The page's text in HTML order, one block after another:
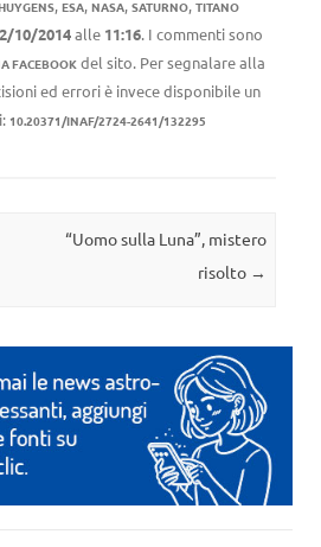
, ESA, NASA, SATURNO, TITANO
10/2014alle 11:16. I commenti sono
FACEBOOK del sito. Per segnalare alla
ed errori è invece disponibile un
10.20371/INAF/2724-2641/132295
“Uomo sulla Luna”, mistero
risolto →